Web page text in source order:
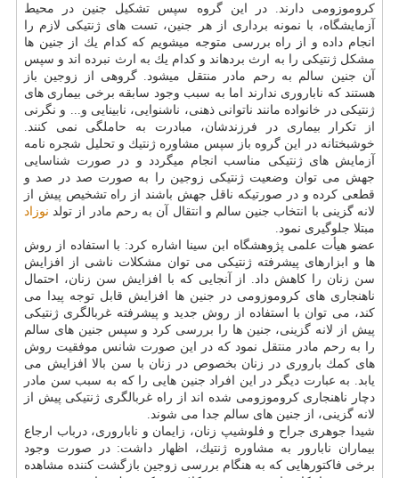
كروموزومی دارند. در این گروه سپس تشكیل جنین در محیط
آزمایشگاه، با نمونه برداری از هر جنین، تست های ژنتیكی لازم را
انجام داده و از راه بررسی متوجه می­شویم كه كدام یك از جنین ها
مشكل ژنتیكی را به ارث برده­اند و كدام یك به ارث نبرده اند و سپس
آن جنین سالم به رحم مادر منتقل می­شود. گروهی از زوجین باز
هستند كه ناباروری ندارند اما به سبب وجود سابقه برخی بیماری های
ژنتیكی در خانواده مانند ناتوانی ذهنی، ناشنوایی، نابینایی و... و نگرنی
از تكرار بیماری در فرزندشان، مبادرت به حاملگی نمی كنند.
خوشبختانه در این گروه باز سپس مشاوره ژنتیك و تحلیل شجره نامه
آزمایش های ژنتیكی مناسب انجام میگردد و در صورت شناسایی
جهش می توان وضعیت ژنتیكی زوجین را به صورت صد در صد و
قطعی كرده و در صورتیكه ناقل جهش باشند از راه تشخیص پیش از
لانه گزینی با انتخاب جنین سالم و انتقال آن به رحم مادر از تولد نوزاد
مبتلا جلوگیری نمود.
عضو هیأت علمی پژوهشگاه ابن سینا اشاره كرد: با استفاده از روش
ها و ابزارهای پیشرفته ژنتیكی می توان مشكلات ناشی از افزایش
سن زنان را كاهش داد. از آنجایی كه با افزایش سن زنان، احتمال
ناهنجاری های كروموزومی در جنین ها افزایش قابل توجه پیدا می
كند، می توان با استفاده از روش جدید و پیشرفته غربالگری ژنتیكی
پیش از لانه گزینی، جنین ها را بررسی كرد و سپس جنین های سالم
را به رحم مادر منتقل نمود كه در این صورت شانس موفقیت روش
های كمك باروری در زنان بخصوص در زنان با سن بالا افزایش می
یابد. به عبارت دیگر در این افراد جنین هایی را كه به سبب سن مادر
دچار ناهنجاری كروموزومی شده اند از راه غربالگری ژنتیكی پیش از
لانه گزینی، از جنین های سالم جدا می شوند.
شیدا جوهری جراح و فلوشیپ زنان، زایمان و ناباروری، درباب ارجاع
بیماران نابارور به مشاوره ژنتیك، اظهار داشت: در صورت وجود
برخی فاكتورهایی كه به هنگام بررسی زوجین بازگشت كننده مشاهده